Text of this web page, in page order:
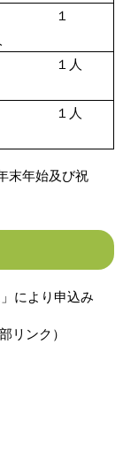
人
人
年始及び祝
により申込み
リンク）